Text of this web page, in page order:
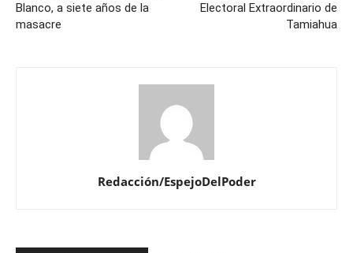
Blanco, a siete años de la
masacre
Electoral Extraordinario de
Tamiahua
Redacción/EspejoDelPoder